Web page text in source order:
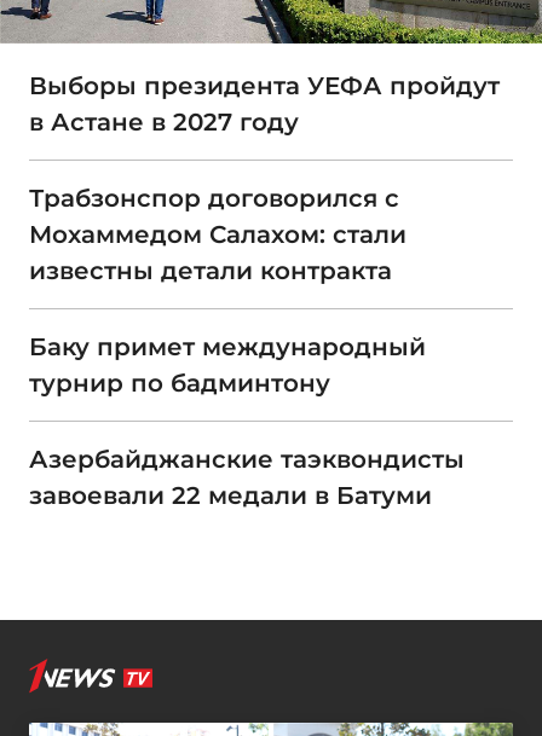
Выборы президента УЕФА пройдут
в Астане в 2027 году
Трабзонспор договорился с
Мохаммедом Салахом: стали
известны детали контракта
Баку примет международный
турнир по бадминтону
Азербайджанские таэквондисты
завоевали 22 медали в Батуми